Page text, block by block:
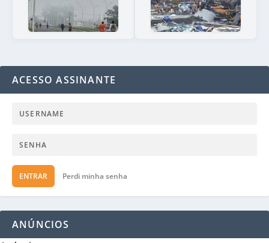
ACESSO ASSINANTE
ENTRAR Perdi minha senha
ANÚNCIOS